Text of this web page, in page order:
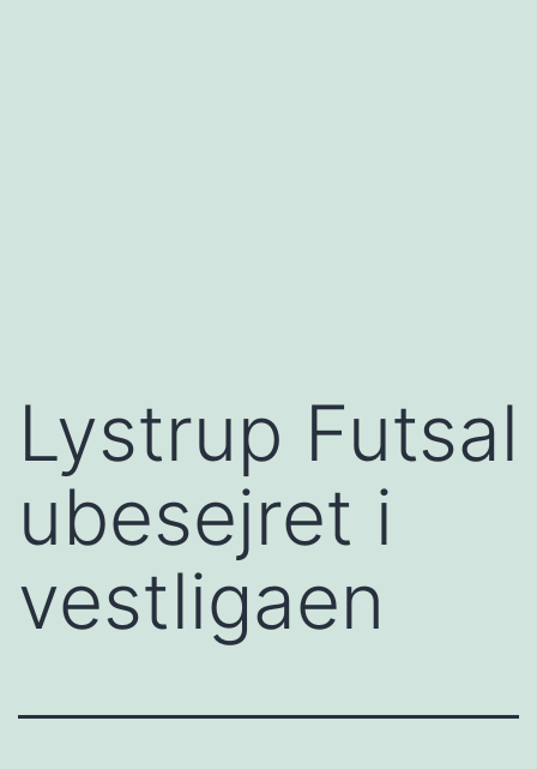
Lystrup Futsal
ubesejret i
vestligaen